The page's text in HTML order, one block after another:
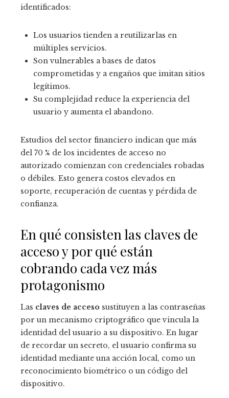
identificados:
Los usuarios tienden a reutilizarlas en
múltiples servicios.
Son vulnerables a bases de datos
comprometidas y a engaños que imitan sitios
legítimos.
Su complejidad reduce la experiencia del
usuario y aumenta el abandono.
Estudios del sector financiero indican que más
del 70 % de los incidentes de acceso no
autorizado comienzan con credenciales robadas
o débiles. Esto genera costos elevados en
soporte, recuperación de cuentas y pérdida de
confianza.
En qué consisten las claves de
acceso y por qué están
cobrando cada vez más
protagonismo
Las claves de acceso sustituyen a las contraseñas
por un mecanismo criptográfico que vincula la
identidad del usuario a su dispositivo. En lugar
de recordar un secreto, el usuario confirma su
identidad mediante una acción local, como un
reconocimiento biométrico o un código del
dispositivo.